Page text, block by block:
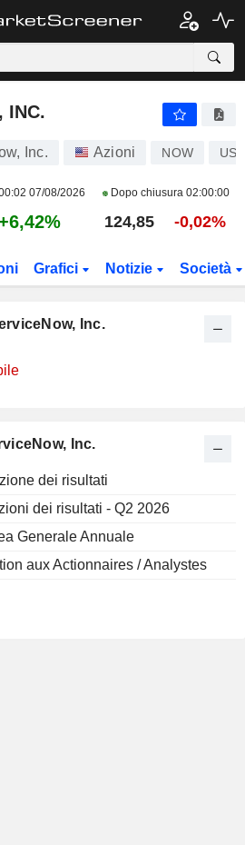
INC.
Inc. Azioni NOW
07/08/2026 Dopo chiusura 02:00:00
124,85 -0,02%
Grafici Notizie Società
Inc.
Inc.
dei risultati
dei risultati - Q2 2026
Generale Annuale
aux Actionnaires / Analystes